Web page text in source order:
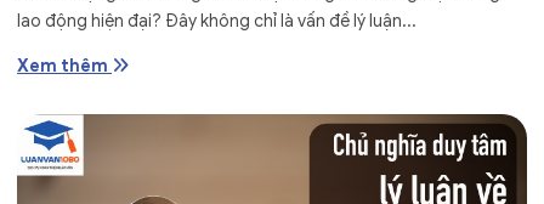
lao động hiện đại? Đây không chỉ là vấn đề lý luận...
Xem thêm